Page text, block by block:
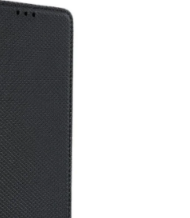
A MIKROFÓNY